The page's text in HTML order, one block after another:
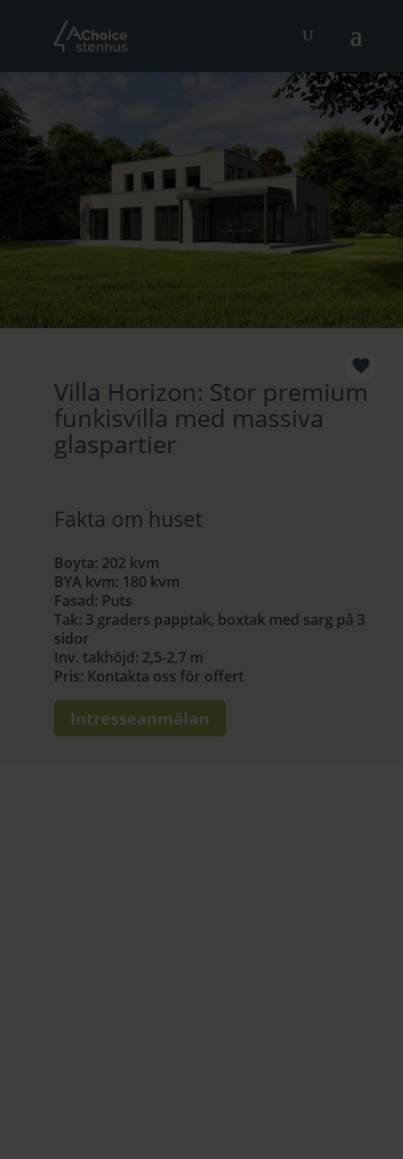
Villa Horizon: Stor premium
funkisvilla med massiva
glaspartier
Fakta om huset
Boyta: 202 kvm
BYA kvm: 180 kvm
Fasad: Puts
Tak: 3 graders papptak, boxtak med sarg på 3
sidor
Inv. takhöjd: 2,5-2,7 m
Pris: Kontakta oss för offert
Intresseanmälan